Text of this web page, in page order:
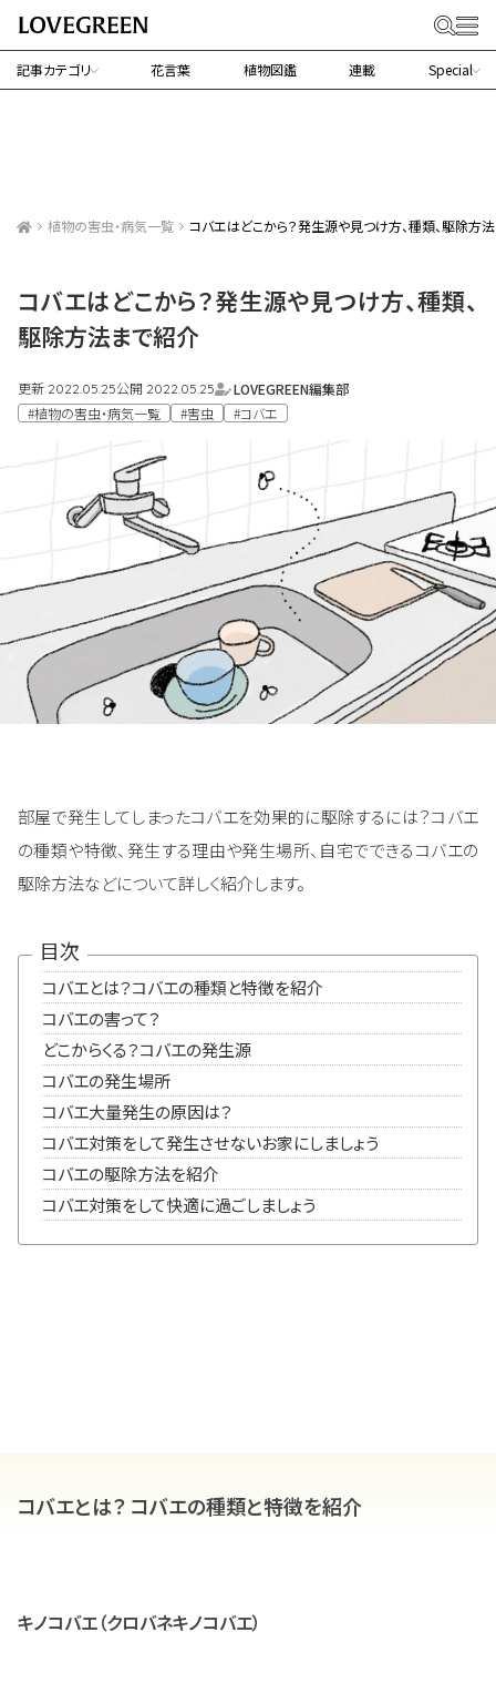
記事カテゴリ 花言葉 植物図鑑 連載 Special
植物の害虫・病気一覧 コバエはどこから？発生源や見つけ方、種類、駆除方
コバエはどこから？発生源や見つけ方、種類、
駆除方法まで紹介
更新 2022.05.25公開 2022.05.25
LOVEGREEN編集部
#植物の害虫・病気一覧
#害虫 #コバエ
部屋で発生してしまったコバエを効果的に駆除するには？コバエ
の種類や特徴、発生する理由や発生場所、自宅でできるコバエの
駆除方法などについて詳しく紹介します。
目次
コバエとは？コバエの種類と特徴を紹介
コバエの害って？
どこからくる？コバエの発生源
コバエの発生場所
コバエ大量発生の原因は？
コバエ対策をして発生させないお家にしましょう
コバエの駆除方法を紹介
コバエ対策をして快適に過ごしましょう
コバエとは？ コバエの種類と特徴を紹介
キノコバエ（クロバネキノコバエ）